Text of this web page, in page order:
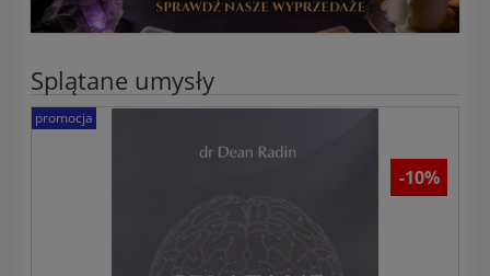
Splątane umysły
promocja
-10%